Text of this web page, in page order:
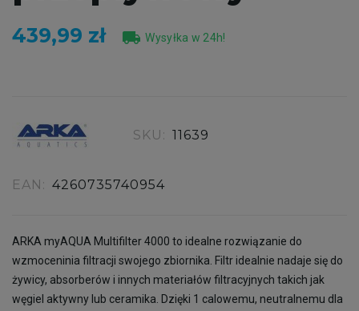
439,99 zł local_shipping Wysyłka w 24h!
SKU: 11639
EAN: 4260735740954
ARKA myAQUA Multifilter 4000 to idealne rozwiązanie do
wzmoceninia filtracji swojego zbiornika. Filtr idealnie nadaje się do
żywicy, absorberów i innych materiałów filtracyjnych takich jak
węgiel aktywny lub ceramika. Dzięki 1 calowemu, neutralnemu dla